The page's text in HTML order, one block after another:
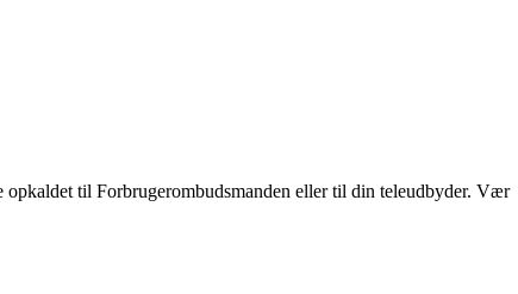
til Forbrugerombudsmanden eller til din teleudbyder. Vær